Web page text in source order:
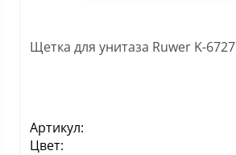
Щетка для унитаза Ruwer K-6727
Артикул:
Цвет: